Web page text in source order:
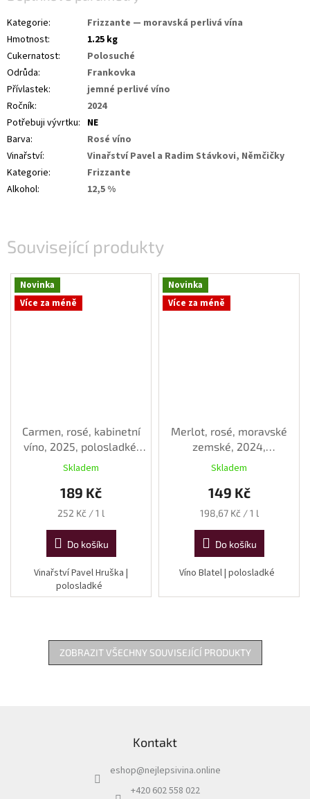
Související produkty
Novinka
Více za méně
Carmen, rosé, kabinetní
víno, 2025, polosladké,
0,75 l
Skladem
189 Kč
Měrná
252 Kč / 1 l
Do košíku
Vinařství Pavel Hruška |
polosladké
Novinka
Více za méně
Merlot, rosé, moravské
zemské, 2024,
polosladké, 0,75 l
Skladem
149 Kč
Měrná
198,67 Kč / 1 l
Do košíku
Víno Blatel | polosladké
ZOBRAZIT VŠECHNY SOUVISEJÍCÍ PRODUKTY
Kategorie:
Frizzante — moravská perlivá vína
Hmotnost:
1.25 kg
Cukernatost:
Polosuché
Odrůda:
Frankovka
Přívlastek:
jemné perlivé víno
Ročník:
2024
Potřebuji vývrtku: NE
Barva:
Rosé víno
Vinařství:
Vinařství Pavel a Radim Stávkovi, Němčičky
Kategorie:
Frizzante
Alkohol: 12,5 %
Kontakt
eshop@nejlepsivina.online
+420 602 558 022